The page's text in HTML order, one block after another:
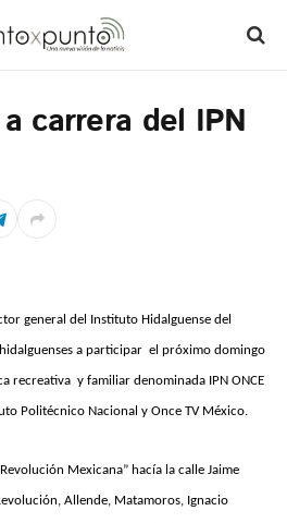
carrera del IPN
general del Instituto Hidalguense del
a participar el próximo domingo
recreativa y familiar denominada IPN ONCE
Politécnico Nacional y Once TV México.
Mexicana” hacía la calle Jaime
Allende, Matamoros, Ignacio